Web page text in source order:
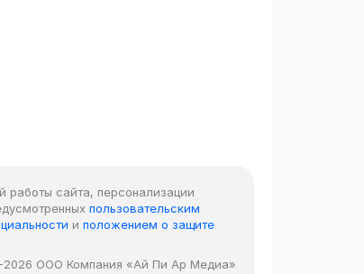
работы сайта, персонализации
пользовательским
и положением о защите
2026 ООО Компания «Ай Пи Ар Медиа»